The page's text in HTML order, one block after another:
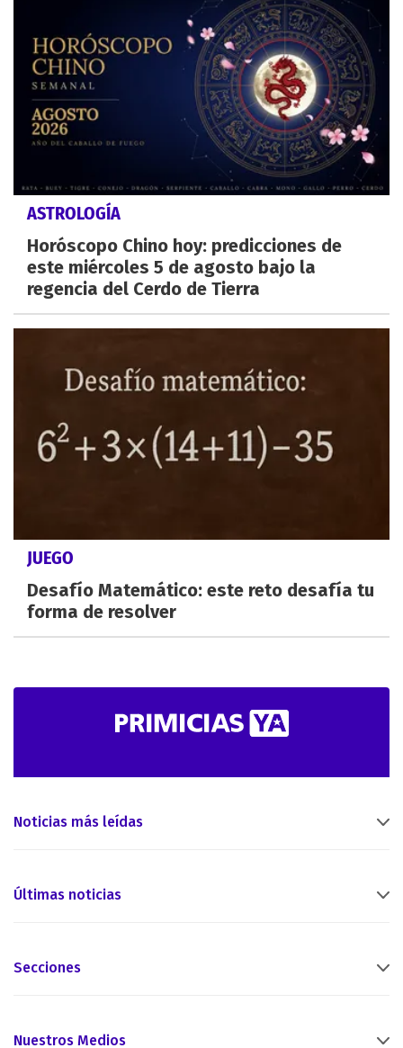
ASTROLOGÍA
Horóscopo Chino hoy: predicciones de
este miércoles 5 de agosto bajo la
regencia del Cerdo de Tierra
JUEGO
Desafío Matemático: este reto desafía tu
forma de resolver
Noticias más leídas
Últimas noticias
Secciones
Nuestros Medios